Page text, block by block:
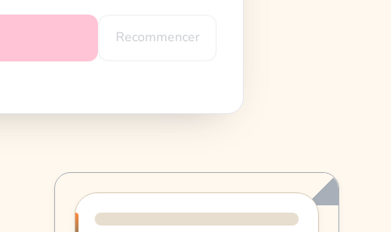
Recommencer
Progression de lecture